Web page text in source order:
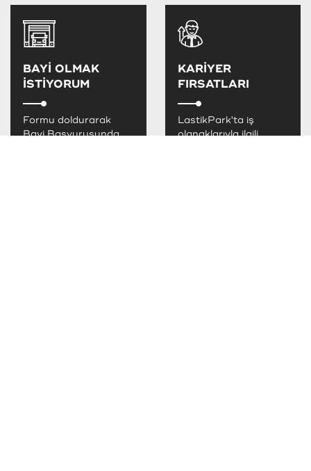
BAYİ OLMAK
İSTİYORUM
Formu doldurarak
Bayi Başvurusunda
KARİYER
FIRSATLARI
LastikPark'ta iş
olanaklarıyla ilgili